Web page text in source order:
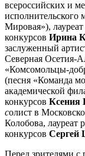
всероссийских и
исполнительского
Мировая»),
конкурсов Ирина
заслуженный
Северная Осетия-
«Комсомольцы-
(песня «Команда
академической
конкурсов Ксения
солист в
Колобова, лауреат
конкурсов Сергей